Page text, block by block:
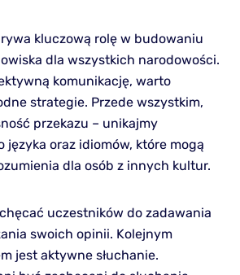
kluczową rolę w budowaniu
dla wszystkich narodowości.
komunikację, warto
strategie. Przede wszystkim,
przekazu – unikajmy
języka oraz idiomów, które mogą
dla osób z innych kultur.
uczestników do zadawania
swoich opinii. Kolejnym
jest aktywne słuchanie.